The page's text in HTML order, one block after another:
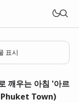
표시
깨우는 아침 '아르
Phuket Town)